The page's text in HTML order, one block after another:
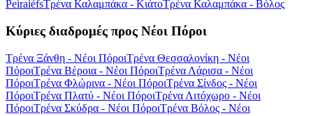
PeiraiéfsΤρένα Καλαμπάκα - ΚιάτοΤρένα Καλαμπάκα - Βόλος
Κύριες διαδρομές προς Νέοι Πόροι
Τρένα Ξάνθη - Νέοι ΠόροιΤρένα Θεσσαλονίκη - Νέοι
ΠόροιΤρένα Βέροια - Νέοι ΠόροιΤρένα Λάρισα - Νέοι
ΠόροιΤρένα Φλώρινα - Νέοι ΠόροιΤρένα Σίνδος - Νέοι
ΠόροιΤρένα Πλατύ - Νέοι ΠόροιΤρένα Λιτόχωρο - Νέοι
ΠόροιΤρένα Σκύδρα - Νέοι ΠόροιΤρένα Βόλος - Νέοι